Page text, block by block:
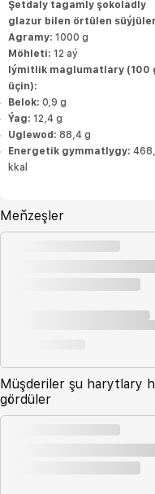
Şetdaly tagamly şokoladly
glazur bilen örtülen süýjüler
Agramy: 1000 g
Möhleti: 12 aý
Iýmitlik maglumatlary (100
üçin):
Belok: 0,9 g
Ýag: 12,4 g
Uglewod: 88,4 g
Energetik gymmatlygy:
kkal
Meňzeşler
Müşderiler şu harytlary
gördüler